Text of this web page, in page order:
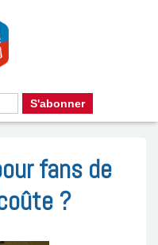
fans de
?